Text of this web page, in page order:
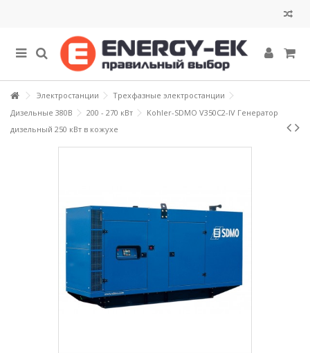
Электростанции
Трехфазные электростанции
Дизельные 380В
200 - 270 кВт
Kohler-SDMO V350C2-IV Генератор
дизельный 250 кВт в кожухе